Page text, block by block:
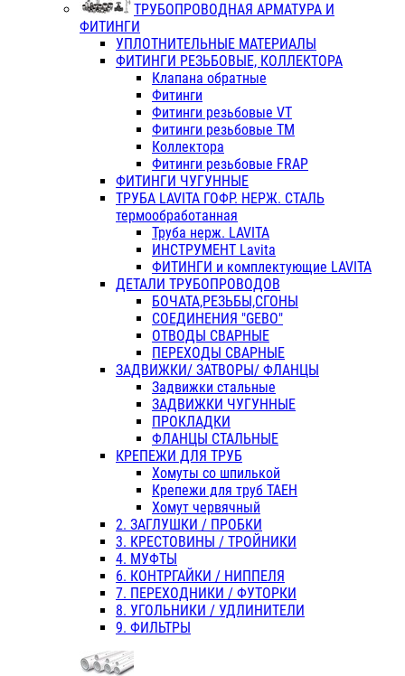
ТРУБОПРОВОДНАЯ АРМАТУРА И
ФИТИНГИ
УПЛОТНИТЕЛЬНЫЕ МАТЕРИАЛЫ
ФИТИНГИ РЕЗЬБОВЫЕ, КОЛЛЕКТОРА
Клапана обратные
Фитинги
Фитинги резьбовые VT
Фитинги резьбовые ТМ
Коллектора
Фитинги резьбовые FRAP
ФИТИНГИ ЧУГУННЫЕ
ТРУБА LAVITA ГОФР. НЕРЖ. СТАЛЬ
термообработанная
Труба нерж. LAVITA
ИНСТРУМЕНТ Lavita
ФИТИНГИ и комплектующие LAVITA
ДЕТАЛИ ТРУБОПРОВОДОВ
БОЧАТА,РЕЗЬБЫ,СГОНЫ
СОЕДИНЕНИЯ "GEBO"
ОТВОДЫ СВАРНЫЕ
ПЕРЕХОДЫ СВАРНЫЕ
ЗАДВИЖКИ/ ЗАТВОРЫ/ ФЛАНЦЫ
Задвижки стальные
ЗАДВИЖКИ ЧУГУННЫЕ
ПРОКЛАДКИ
ФЛАНЦЫ СТАЛЬНЫЕ
КРЕПЕЖИ ДЛЯ ТРУБ
Хомуты со шпилькой
Крепежи для труб ТАЕН
Хомут червячный
2. ЗАГЛУШКИ / ПРОБКИ
3. КРЕСТОВИНЫ / ТРОЙНИКИ
4. МУФТЫ
6. КОНТРГАЙКИ / НИППЕЛЯ
7. ПЕРЕХОДНИКИ / ФУТОРКИ
8. УГОЛЬНИКИ / УДЛИНИТЕЛИ
9. ФИЛЬТРЫ